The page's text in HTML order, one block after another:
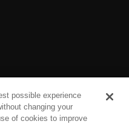
possible experience
changing your
of cookies to improve